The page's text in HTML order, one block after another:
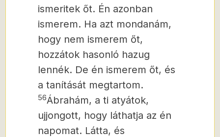
ismeritek őt. Én azonban
ismerem. Ha azt mondanám,
hogy nem ismerem őt,
hozzátok hasonló hazug
lennék. De én ismerem őt, és
a tanítását megtartom.
56Ábrahám, a ti atyátok,
ujjongott, hogy láthatja az én
napomat. Látta, és